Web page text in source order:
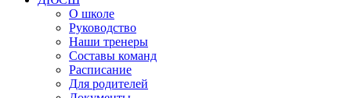
О школе
Руководство
Наши тренеры
Составы команд
Расписание
Для родителей